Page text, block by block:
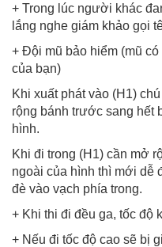
+ Trong lúc người khác
lắng nghe giám khảo gọi
+ Đội mũ bảo hiểm (mũ
của bạn)
Khi xuất phát vào (H1)
rộng bánh trước sang hết
hình.
Khi đi trong (H1) cần mở
ngoài của hình thì mới dễ
đè vào vạch phía trong.
+ Khi thi đi đều ga, tốc độ
+ Nếu đi tốc độ cao sẽ bị